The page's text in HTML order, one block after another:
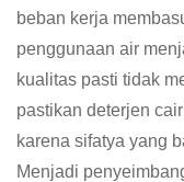
beban kerja
penggunaan air
kualitas pasti tidak
pastikan deterjen
karena sifatya yang
Menjadi